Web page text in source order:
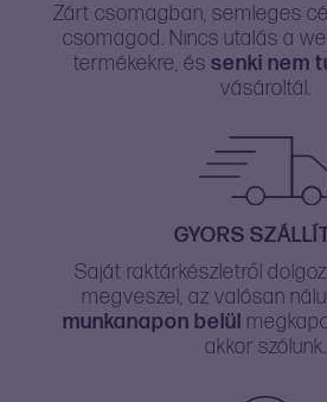
Zárt csomagban, semleges
csomagod. Nincs utalás a
termékekre, és senki nem
vásároltál.
GYORS
Saját raktárkészletről
megveszel, az valósan
munkanapon belül
akkor szólunk.